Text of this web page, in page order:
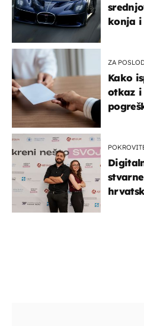
konja i
ZA
Kako
otkaz i